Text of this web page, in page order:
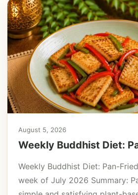
August 5, 2026
Weekly Buddhist Diet:
Weekly Buddhist Diet: Pan-
week of July 2026 Summary: